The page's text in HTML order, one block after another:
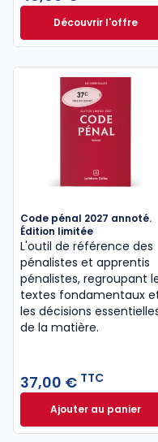
Découvrir l'offre
Le guide
Dès
Code pénal 2027 annoté.
Édition limitée
L'outil de référence des
pénalistes et apprentis
pénalistes, regroupant
textes fondamentaux
les décisions
de la matière.
37,00 € TTC
Ajouter au panier
Code pénal